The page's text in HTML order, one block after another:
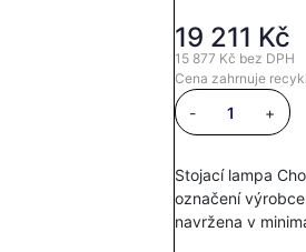
19 211 Kč
15 877 Kč bez DPH
Cena zahrnuje
- +
Stojací lampa
označení
navržena v